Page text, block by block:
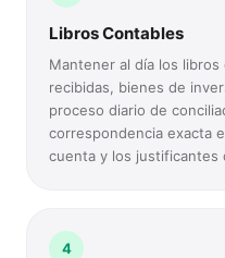
Libros Contables
Mantener al día los
recibidas, bienes de
proceso diario de
correspondencia exacta
cuenta y los justificantes
4